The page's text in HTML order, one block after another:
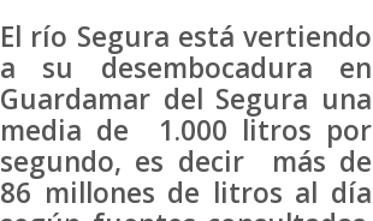
El río Segura está vertiendo
a su desembocadura en
Guardamar del Segura una
media de 1.000 litros por
segundo, es decir más de
86 millones de litros al día